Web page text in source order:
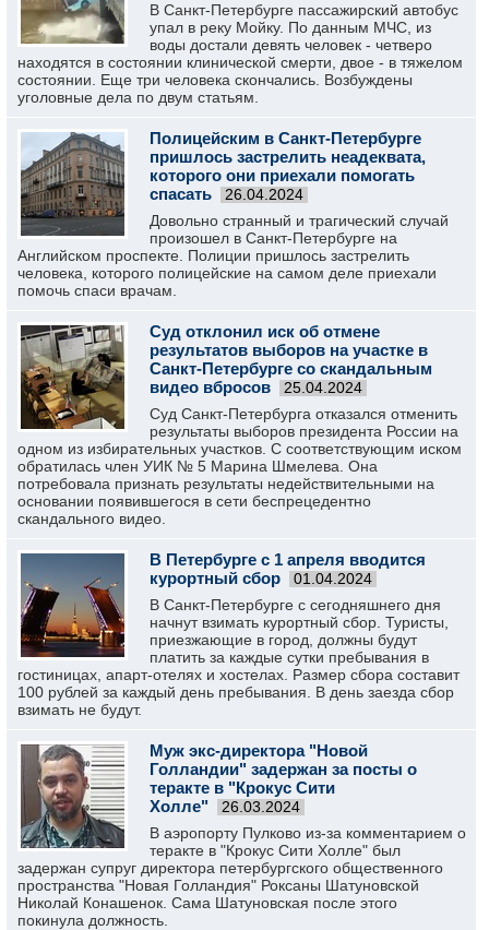
В Санкт-Петербурге пассажирский автобус
упал в реку Мойку. По данным МЧС, из
воды достали девять человек - четверо
находятся в состоянии клинической смерти, двое - в тяжелом
состоянии. Еще три человека скончались. Возбуждены
уголовные дела по двум статьям.
Полицейским в Санкт-Петербурге
пришлось застрелить неадеквата,
которого они приехали помогать
спасать
26.04.2024
Довольно странный и трагический случай
произошел в Санкт-Петербурге на
Английском проспекте. Полиции пришлось застрелить
человека, которого полицейские на самом деле приехали
помочь спаси врачам.
Суд отклонил иск об отмене
результатов выборов на участке в
Санкт-Петербурге со скандальным
видео вбросов
25.04.2024
Суд Санкт-Петербурга отказался отменить
результаты выборов президента России на
одном из избирательных участков. С соответствующим иском
обратилась член УИК № 5 Марина Шмелева. Она
потребовала признать результаты недействительными на
основании появившегося в сети беспрецедентно
скандального видео.
В Петербурге с 1 апреля вводится
курортный сбор
01.04.2024
В Санкт-Петербурге с сегодняшнего дня
начнут взимать курортный сбор. Туристы,
приезжающие в город, должны будут
платить за каждые сутки пребывания в
гостиницах, апарт-отелях и хостелах. Размер сбора составит
100 рублей за каждый день пребывания. В день заезда сбор
взимать не будут.
Муж экс-директора "Новой
Голландии" задержан за посты о
теракте в "Крокус Сити
Холле"
26.03.2024
В аэропорту Пулково из-за комментарием о
теракте в "Крокус Сити Холле" был
задержан супруг директора петербургского общественного
пространства "Новая Голландия" Роксаны Шатуновской
Николай Конашенок. Сама Шатуновская после этого
покинула должность.